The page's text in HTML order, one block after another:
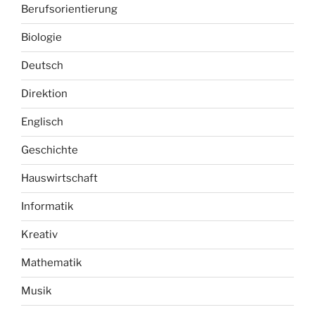
Berufsorientierung
Biologie
Deutsch
Direktion
Englisch
Geschichte
Hauswirtschaft
Informatik
Kreativ
Mathematik
Musik